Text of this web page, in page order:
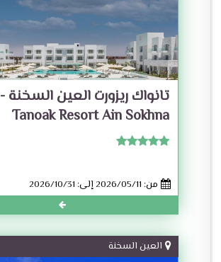
تانواك ريزورت العين السخنة -
Tanoak Resort Ain Sokhna
من: 2026/05/11 إلى: 2026/10/31
العين السخنة